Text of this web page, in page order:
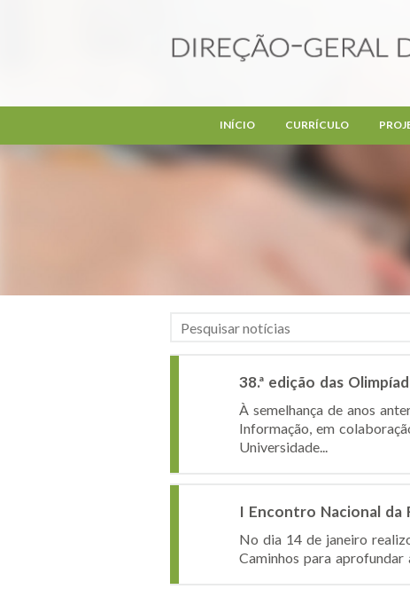
INÍCIO CURRÍCULO
38.ª edição das
À semelhança de anos
Informação, em
Universidade...
I Encontro Nacional da
No dia 14 de janeiro
Caminhos para aprofundar